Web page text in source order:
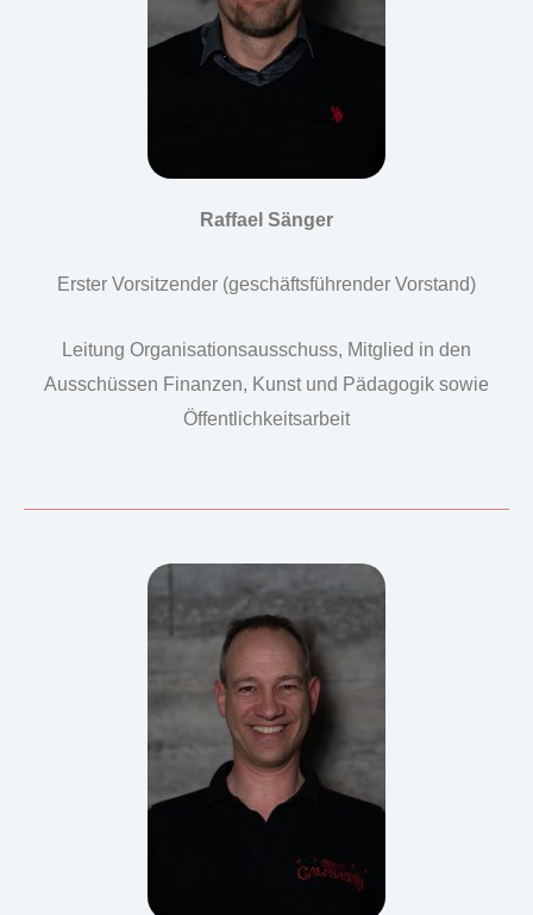
Raffael Sänger
Erster Vorsitzender (geschäftsführender Vorstand)
Leitung Organisationsausschuss, Mitglied in den
Ausschüssen Finanzen, Kunst und Pädagogik sowie
Öffentlichkeitsarbeit